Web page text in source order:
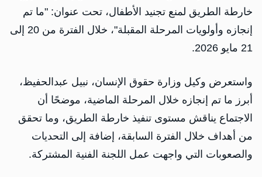
خارطة الطريق لمنع تجنيد الأطفال، تحت عنوان: "ما تم
إنجازه وأولويات المرحلة المقبلة"، خلال الفترة من 20 إلى
21 مايو 2026.
واستعرض وكيل وزارة حقوق الإنسان، نبيل عبدالحفيظ،
أبرز ما تم إنجازه خلال المرحلة الماضية، موضحًا أن
الاجتماع يناقش مستوى تنفيذ خارطة الطريق، وما تحقق
من أهداف خلال الفترة السابقة، إضافة إلى التحديات
والصعوبات التي واجهت عمل اللجنة الفنية المشتركة.